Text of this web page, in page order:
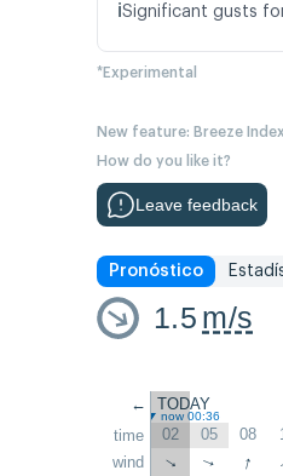
ℹ️Significant gusts
*Experimental
New feature: Breeze
How do you like it?
Leave feedback
Pronóstico
1.5 m/s
←
time
wind
TODAY
now 00:36
02 05 08
↑ ↑ ↑